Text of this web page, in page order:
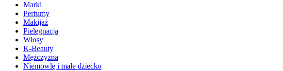
Marki
Perfumy
Makijaż
Pielęgnacja
Włosy
K-Beauty
Mężczyzna
Niemowlę i małe dziecko